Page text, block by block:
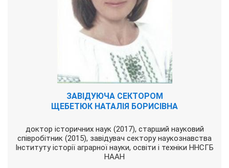
ЗАВІДУЮЧА СЕКТОРОМ
ЩЕБЕТЮК НАТАЛІЯ БОРИСІВНА
доктор історичних наук (2017), старший науковий
співробітник (2015), завідувач сектору наукознавства
Інституту історії аграрної науки, освіти і техніки ННСГБ
НААН